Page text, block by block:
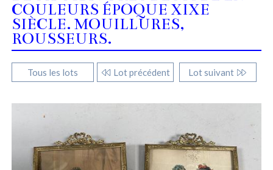
COULEURS ÉPOQUE XIXE
SIÈCLE. MOUILLURES,
ROUSSEURS.
Tous les lots Lot précédent Lot suivant